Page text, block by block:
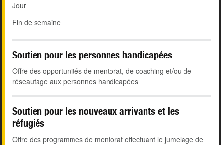
Jour
Fin de semaine
Soutien pour les personnes handicapées
Offre des opportunités de mentorat, de coaching et/ou de
réseautage aux personnes handicapées
Soutien pour les nouveaux arrivants et les
réfugiés
Offre des programmes de mentorat effectuant le jumelage de